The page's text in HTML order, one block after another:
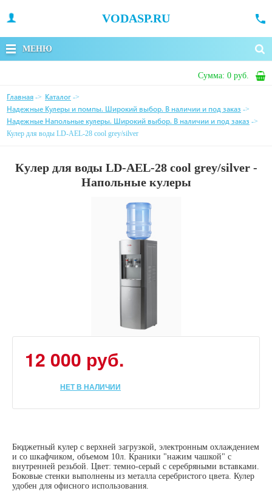
VODASP.RU
МЕНЮ
Сумма: 0 руб.
Главная -> Каталог ->
Надежные Кулеры и помпы. Широкий выбор. В наличии и под заказ ->
Надежные Напольные кулеры. Широкий выбор. В наличии и под заказ ->
Кулер для воды LD-AEL-28 cool grey/silver
Кулер для воды LD-AEL-28 cool grey/silver -
Напольные кулеры
12 000 руб.
НЕТ В НАЛИЧИИ
Бюджетный кулер с верхней загрузкой, электронным охлаждением
и со шкафчиком, объемом 10л. Краники "нажим чашкой" с
внутренней резьбой. Цвет: темно-серый с серебряными вставками.
Боковые стенки выполнены из металла серебристого цвета. Кулер
удобен для офисного использования.